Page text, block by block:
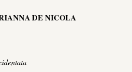
DE NICOLA